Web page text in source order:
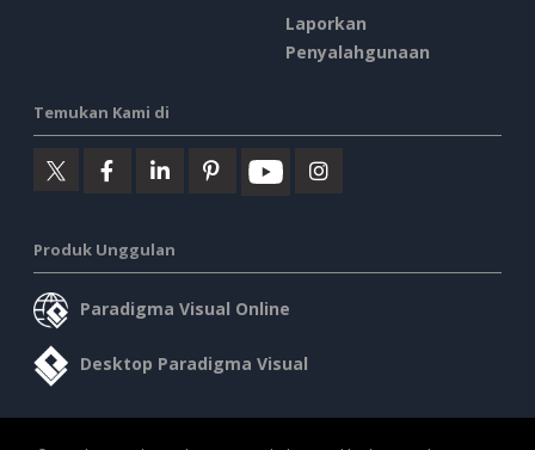
Laporkan
Penyalahgunaan
Temukan Kami di
Produk Unggulan
Paradigma Visual Online
Desktop Paradigma Visual